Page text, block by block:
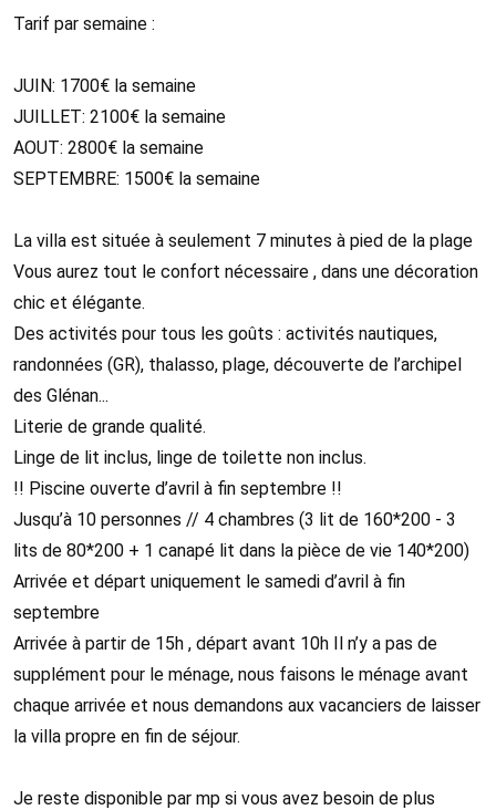
Tarif par semaine :
JUIN: 1700€ la semaine
JUILLET: 2100€ la semaine
AOUT: 2800€ la semaine
SEPTEMBRE: 1500€ la semaine
La villa est située à seulement 7 minutes à pied de la plage
Vous aurez tout le confort nécessaire , dans une décoration
chic et élégante.
Des activités pour tous les goûts : activités nautiques,
randonnées (GR), thalasso, plage, découverte de l’archipel
des Glénan...
Literie de grande qualité.
Linge de lit inclus, linge de toilette non inclus.
!! Piscine ouverte d’avril à fin septembre !!
Jusqu’à 10 personnes // 4 chambres (3 lit de 160*200 - 3
lits de 80*200 + 1 canapé lit dans la pièce de vie 140*200)
Arrivée et départ uniquement le samedi d’avril à fin
septembre
Arrivée à partir de 15h , départ avant 10h Il n’y a pas de
supplément pour le ménage, nous faisons le ménage avant
chaque arrivée et nous demandons aux vacanciers de laisser
la villa propre en fin de séjour.
​Je reste disponible par mp si vous avez besoin de plus